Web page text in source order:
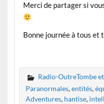
Merci de partager si
Bonne journée à tous et
Radio-OutreTombe
Paranormales,entités,
Adventures, hantise,